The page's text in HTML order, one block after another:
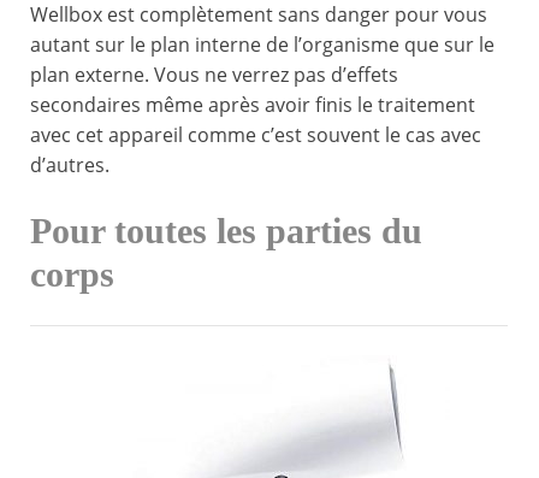
Wellbox est complètement sans danger pour vous
autant sur le plan interne de l’organisme que sur le
plan externe. Vous ne verrez pas d’effets
secondaires même après avoir finis le traitement
avec cet appareil comme c’est souvent le cas avec
d’autres.
Pour toutes les parties du
corps